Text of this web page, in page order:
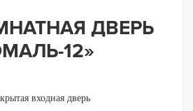
ДВЕРЬ
12»